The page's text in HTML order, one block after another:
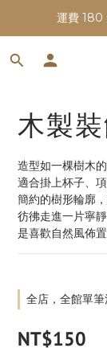
運費 180
木製
造型如一棵樹木
適合掛上杯子、項
簡約的樹形輪廓
彷彿走進一片寧
是喜歡自然風佈
全店，全館單
NT$150